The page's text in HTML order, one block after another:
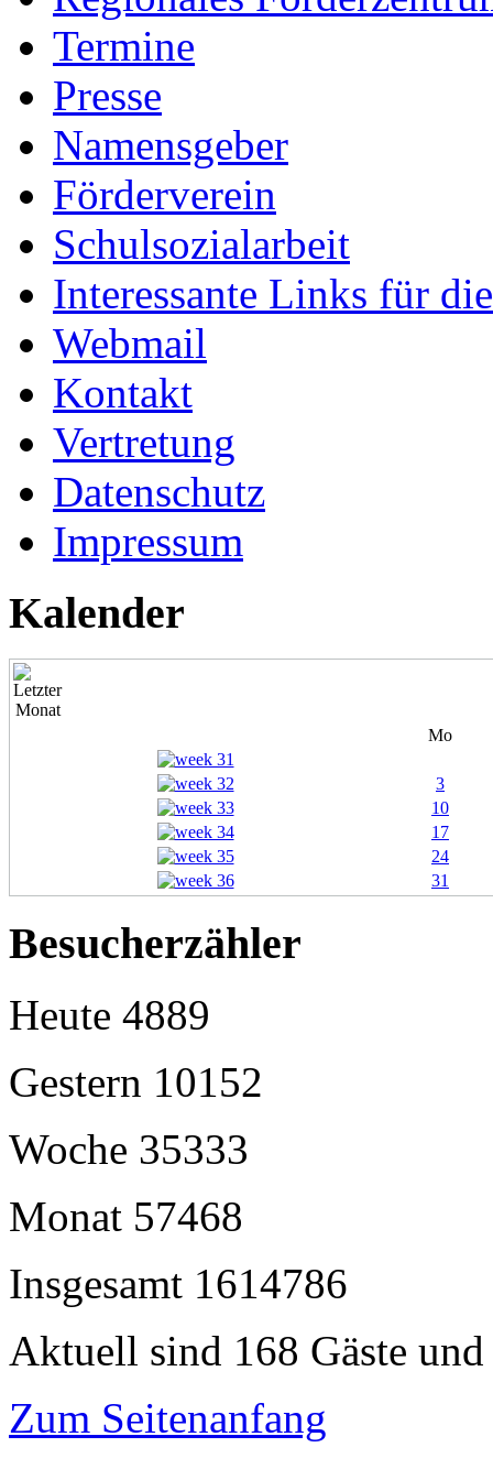
Termine
Presse
Namensgeber
Förderverein
Schulsozialarbeit
Interessante Links für
Webmail
Kontakt
Vertretung
Datenschutz
Impressum
Kalender
Mo
3
10
17
24
31
Besucherzähler
Heute 4889
Gestern 10152
Woche 35333
Monat 57468
Insgesamt 1614786
Aktuell sind 168 Gäste
Zum Seitenanfang